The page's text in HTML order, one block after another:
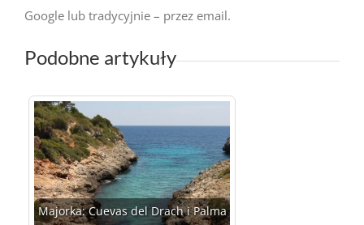
Google lub tradycyjnie – przez email.
Podobne artykuły
Majorka: Cuevas del Drach i Palma